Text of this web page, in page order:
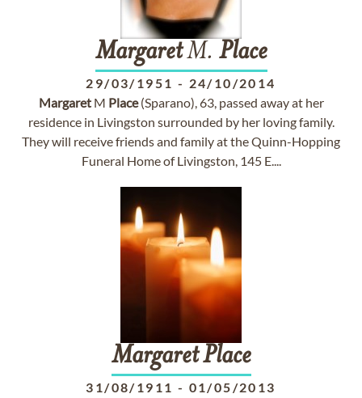
MargaretM. Place
29/03/1951 - 24/10/2014
MargaretM Place(Sparano), 63, passed away at her
residence in Livingston surrounded by her loving family.
They will receive friends and family at the Quinn-Hopping
Funeral Home of Livingston, 145 E....
Margaret Place
31/08/1911 - 01/05/2013